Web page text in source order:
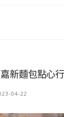
嘉新麵包點心
04-22